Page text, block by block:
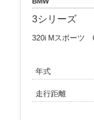
3シリーズ
320i Mスポーツ
年式
走行距離